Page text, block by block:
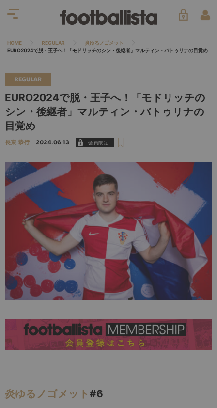
HOME REGULAR
炎ゆるノゴメット
EURO2024で脱・王子へ！「モドリッチのシン・後継者」マルティン・バトゥリナの目覚め
REGULAR
EURO2024で脱・王子へ！「モドリッチの
シン・後継者」マルティン・バトゥリナの
目覚め
長束 恭行 2024.06.13
炎ゆるノゴメット #6